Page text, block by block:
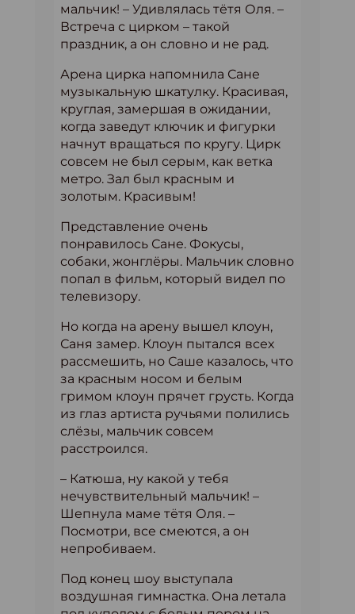
мальчик! – Удивлялась тётя Оля. –
Встреча с цирком – такой
праздник, а он словно и не рад.
Арена цирка напомнила Сане
музыкальную шкатулку. Красивая,
круглая, замершая в ожидании,
когда заведут ключик и фигурки
начнут вращаться по кругу. Цирк
совсем не был серым, как ветка
метро. Зал был красным и
золотым. Красивым!
Представление очень
понравилось Сане. Фокусы,
собаки, жонглёры. Мальчик словно
попал в фильм, который видел по
телевизору.
Но когда на арену вышел клоун,
Саня замер. Клоун пытался всех
рассмешить, но Саше казалось, что
за красным носом и белым
гримом клоун прячет грусть. Когда
из глаз артиста ручьями полились
слёзы, мальчик совсем
расстроился.
– Катюша, ну какой у тебя
нечувствительный мальчик! –
Шепнула маме тётя Оля. –
Посмотри, все смеются, а он
непробиваем.
Под конец шоу выступала
воздушная гимнастка. Она летала